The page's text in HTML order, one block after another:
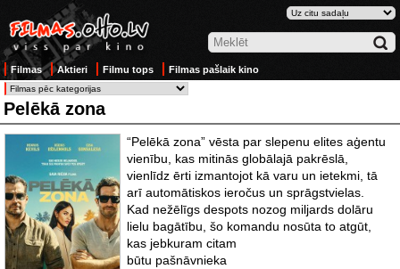
Filmas Aktieri Filmu tops Filmas pašlaik kino
Pelēkā zona
“Pelēkā zona” vēsta par slepenu elites aģentu
vienību, kas mitinās globālajā pakrēslā,
vienlīdz ērti izmantojot kā varu un ietekmi, tā
arī automātiskos ieročus un sprāgstvielas.
Kad nežēlīgs despots nozog miljards dolāru
lielu bagātību, šo komandu nosūta to atgūt,
kas jebkuram citam
būtu pašnāvnieka